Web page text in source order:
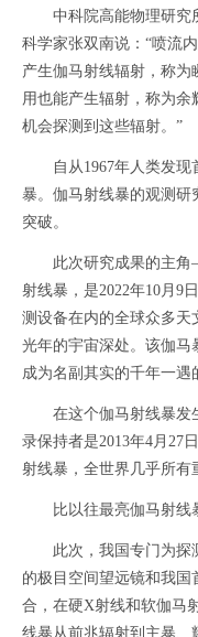
中科院高能物理研究
科学家张双南说：“喷流
产生伽马射线辐射，称
用也能产生辐射，称为
机会探测到这些辐射。”
自从1967年人类发现
暴。伽马射线暴的观测研
突破。
此次研究成果的主角
射线暴，是2022年10月9
测设备在内的全球众多天
光年的宇宙深处。该伽马
成为名副其实的千年一遇
在这个伽马射线暴发
录保持者是2013年4月27
射线暴，全世界几乎所有
比以往最亮伽马射线
此次，我国专门为探
的极目空间望远镜和我
合，在硬X射线和软伽马
线暴从前兆辐射到主暴、